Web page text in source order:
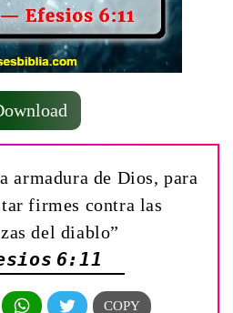
armadura de Dios, para
firmes contra las
del diablo”
6:11